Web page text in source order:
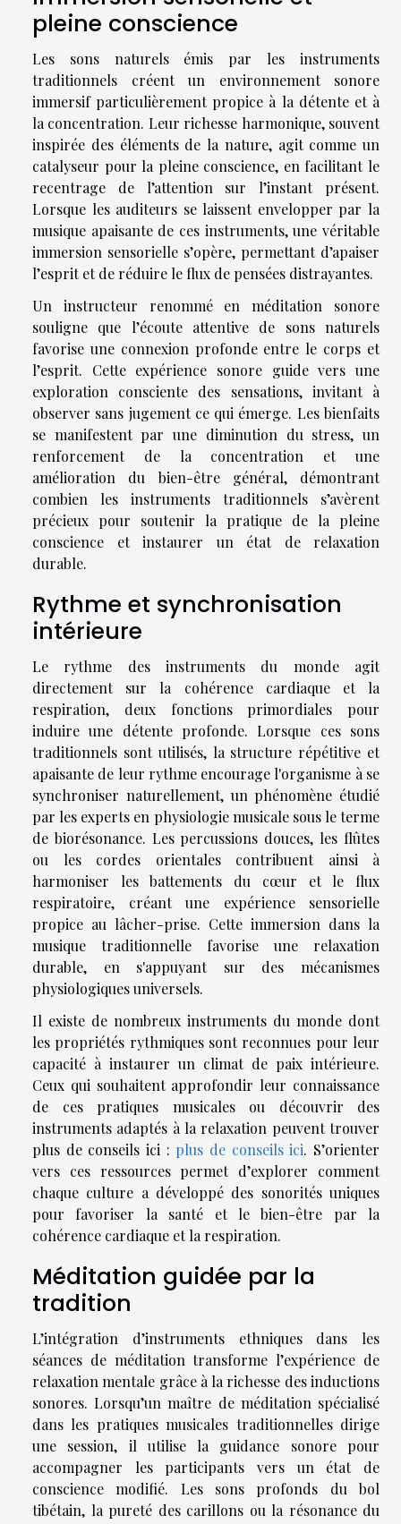
pleine conscience
Les sons naturels émis par les instruments
traditionnels créent un environnement sonore
immersif particulièrement propice à la détente et à
la concentration. Leur richesse harmonique, souvent
inspirée des éléments de la nature, agit comme un
catalyseur pour la pleine conscience, en facilitant le
recentrage de l’attention sur l’instant présent.
Lorsque les auditeurs se laissent envelopper par la
musique apaisante de ces instruments, une véritable
immersion sensorielle s’opère, permettant d’apaiser
l’esprit et de réduire le flux de pensées distrayantes.
Un instructeur renommé en méditation sonore
souligne que l’écoute attentive de sons naturels
favorise une connexion profonde entre le corps et
l’esprit. Cette expérience sonore guide vers une
exploration consciente des sensations, invitant à
observer sans jugement ce qui émerge. Les bienfaits
se manifestent par une diminution du stress, un
renforcement de la concentration et une
amélioration du bien-être général, démontrant
combien les instruments traditionnels s’avèrent
précieux pour soutenir la pratique de la pleine
conscience et instaurer un état de relaxation
durable.
Rythme et synchronisation
intérieure
Le rythme des instruments du monde agit
directement sur la cohérence cardiaque et la
respiration, deux fonctions primordiales pour
induire une détente profonde. Lorsque ces sons
traditionnels sont utilisés, la structure répétitive et
apaisante de leur rythme encourage l'organisme à se
synchroniser naturellement, un phénomène étudié
par les experts en physiologie musicale sous le terme
de biorésonance. Les percussions douces, les flûtes
ou les cordes orientales contribuent ainsi à
harmoniser les battements du cœur et le flux
respiratoire, créant une expérience sensorielle
propice au lâcher-prise. Cette immersion dans la
musique traditionnelle favorise une relaxation
durable, en s'appuyant sur des mécanismes
physiologiques universels.
Il existe de nombreux instruments du monde dont
les propriétés rythmiques sont reconnues pour leur
capacité à instaurer un climat de paix intérieure.
Ceux qui souhaitent approfondir leur connaissance
de ces pratiques musicales ou découvrir des
instruments adaptés à la relaxation peuvent trouver
plus de conseils ici : plus de conseils ici. S’orienter
vers ces ressources permet d’explorer comment
chaque culture a développé des sonorités uniques
pour favoriser la santé et le bien-être par la
cohérence cardiaque et la respiration.
Méditation guidée par la
tradition
L’intégration d’instruments ethniques dans les
séances de méditation transforme l’expérience de
relaxation mentale grâce à la richesse des inductions
sonores. Lorsqu’un maître de méditation spécialisé
dans les pratiques musicales traditionnelles dirige
une session, il utilise la guidance sonore pour
accompagner les participants vers un état de
conscience modifié. Les sons profonds du bol
tibétain, la pureté des carillons ou la résonance du